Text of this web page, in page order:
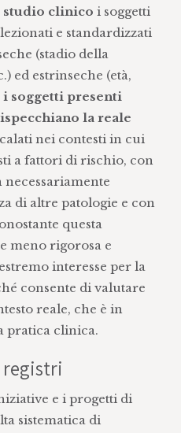
studio clinico i soggetti
e standardizzati
(stadio della
ed estrinseche (età,
i soggetti presenti
la reale
calati nei contesti in cui
a fattori di rischio, con
di altre patologie e con
questa
meno rigorosa e
interesse per la
consente di valutare
reale, che è in
pratica clinica.
registri
e i progetti di
sistematica di